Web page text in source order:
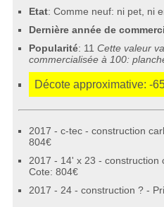
Etat: Comme neuf: ni pet, ni
Dernière année de
Popularité: 11Cette valeur
commercialisée à 100:
Décote approximative: -
2017 - c-tec - construction
804€
2017 - 14' x 23 - construction
Cote: 804€
2017 - 24 - construction ? -